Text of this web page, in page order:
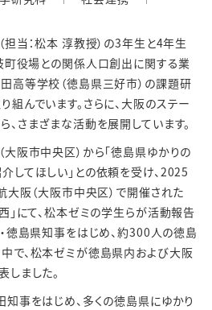
当：松本 淳教授）の3年生と4年生
役場との関係人口創出に関する業
高等学校（徳島県三好市）の課題研
んでいます。さらに、大阪のステー
さまざまな活動を展開しています。
大阪市中央区）から「徳島県ゆかりの
してほしい」との依頼を受け、2025
大阪（大阪市中央区）で開催された
」にて、松本ゼミの学生らが活動報告
徳島県知事をはじめ、約300人の徳島
で、松本ゼミが徳島県内および大阪
ました。
知事をはじめ、多くの徳島県にゆかり